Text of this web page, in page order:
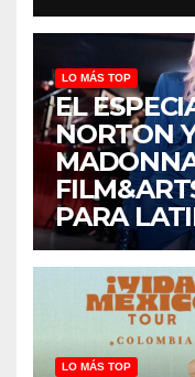
LO MÁS TOP
EL
NORTON
PARA
LO MÁS TOP